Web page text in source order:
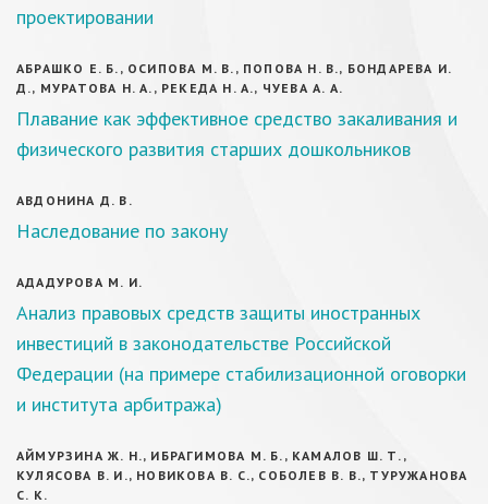
проектировании
АБРАШКО Е. Б., ОСИПОВА М. В., ПОПОВА Н. В., БОНДАРЕВА И.
Д., МУРАТОВА Н. А., РЕКЕДА Н. А., ЧУЕВА А. А.
Плавание как эффективное средство закаливания и
физического развития старших дошкольников
АВДОНИНА Д. В.
Наследование по закону
АДАДУРОВА М. И.
Анализ правовых средств защиты иностранных
инвестиций в законодательстве Российской
Федерации (на примере стабилизационной оговорки
и института арбитража)
АЙМУРЗИНА Ж. Н., ИБРАГИМОВА М. Б., КАМАЛОВ Ш. Т.,
КУЛЯСОВА В. И., НОВИКОВА В. С., СОБОЛЕВ В. В., ТУРУЖАНОВА
С. К.